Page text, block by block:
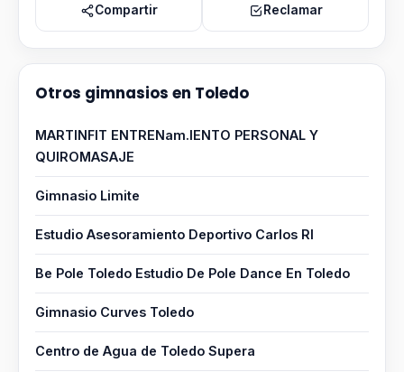
Compartir Reclamar
Otros gimnasios en Toledo
MARTINFIT ENTRENam.IENTO PERSONAL Y
QUIROMASAJE
Gimnasio Limite
Estudio Asesoramiento Deportivo Carlos Rl
Be Pole Toledo Estudio De Pole Dance En Toledo
Gimnasio Curves Toledo
Centro de Agua de Toledo Supera